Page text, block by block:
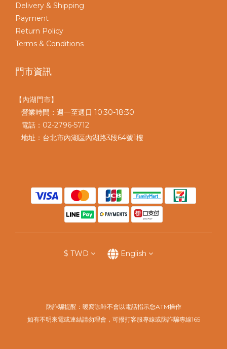
Delivery & Shipping
Payment
Return Policy
Terms & Conditions
門市資訊
【內湖門市】
營業時間：週一至週日 10:30-18:30
電話：02-2796-5712
地址：台北市內湖區內湖路3段64號1樓
$ TWD English
防詐騙提醒：暖窩咖啡不會以電話指示您ATM操作
如有不明來電或連結請勿理會，可撥打客服專線或防詐騙專線165